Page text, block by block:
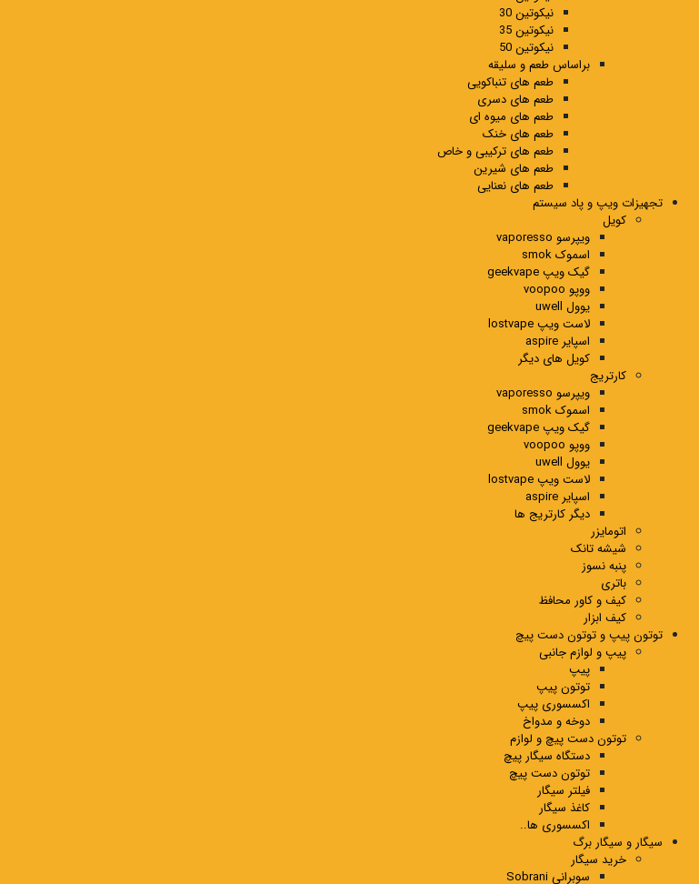
نیکوتین 30
نیکوتین 35
نیکوتین 50
براساس طعم و سلیقه
طعم های تنباکویی
طعم های دسری
طعم های میوه ای
طعم های خنک
طعم های ترکیبی و خاص
طعم های شیرین
طعم های نعنایی
تجهیزات ویپ و پاد سیستم
کویل
ویپرسو vaporesso
اسموک smok
گیک ویپ geekvape
ووپو voopoo
یوول uwell
لاست ویپ lostvape
اسپایر aspire
کویل های دیگر
کارتریج
ویپرسو vaporesso
اسموک smok
گیک ویپ geekvape
ووپو voopoo
یوول uwell
لاست ویپ lostvape
اسپایر aspire
دیگر کارتریج ها
اتومایزر
شیشه تانک
پنبه نسوز
باتری
کیف و کاور محافظ
کیف ابزار
توتون پیپ و توتون دست پیچ
پیپ و لوازم جانبی
پیپ
توتون پیپ
اکسسوری پیپ
دوخه و مدواخ
توتون دست پیچ و لوازم
دستگاه سیگار پیچ
توتون دست پیچ
فیلتر سیگار
کاغذ سیگار
اکسسوری ها..
سیگار و سیگار برگ
خرید سیگار
سوبرانی Sobrani